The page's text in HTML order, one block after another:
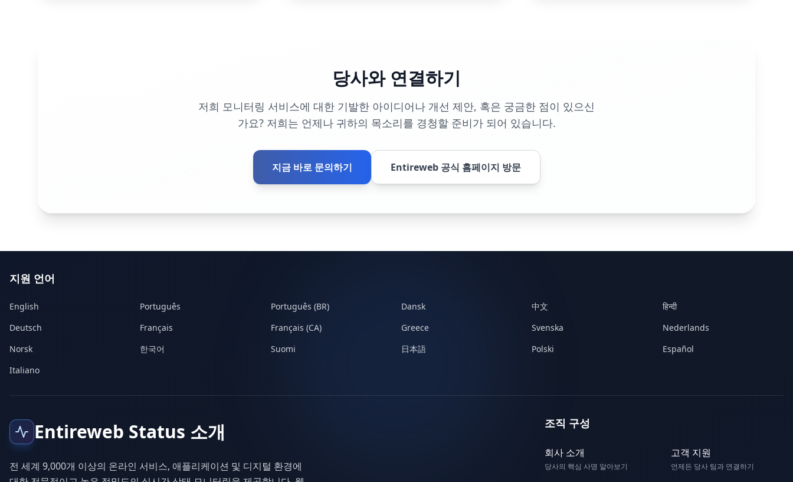
당사와 연결하기
저희 모니터링 서비스에 대한 기발한 아이디어나 개선 제안, 혹은 궁금한 점이 있으신
가요? 저희는 언제나 귀하의 목소리를 경청할 준비가 되어 있습니다.
지금 바로 문의하기 Entireweb 공식 홈페이지 방문
지원 언어
English Português Português (BR) Dansk 中文
हिन्दी
Deutsch
Français Français (CA) Greece Svenska
Nederlands
Norsk
한국어 Suomi 日本語 Polski
Español
Italiano
Entireweb Status 소개
전 세계 9,000개 이상의 온라인 서비스, 애플리케이션 및 디지털 환경에
조직 구성
회사 소개
당사의 핵심 사명 알아보기
고객 지원
언제든 당사 팀과 연결하기